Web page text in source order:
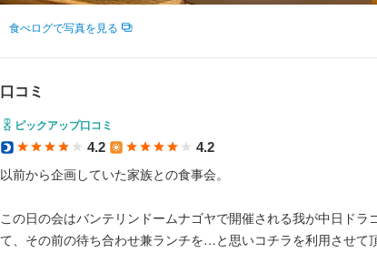
食べログで写真を見る
口コミ
ピックアップ口コミ
4.2 4.2
以前から企画していた家族との食事会。
この日の会はバンテリンドームナゴヤで開催される我が中日ドラ
て、その前の待ち合わせ兼ランチを…と思いコチラを利用させて